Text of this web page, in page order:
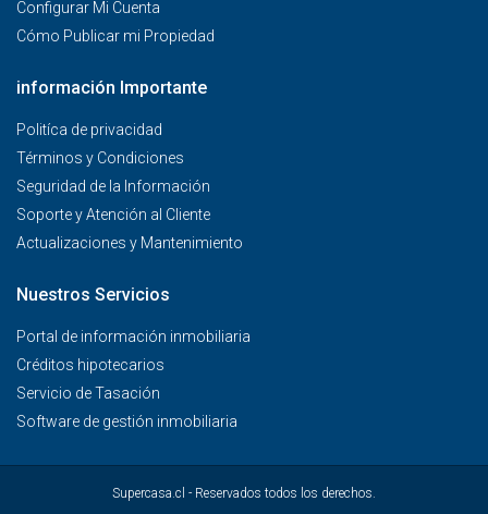
Configurar Mi Cuenta
Cómo Publicar mi Propiedad
información Importante
Politíca de privacidad
Términos y Condiciones
Seguridad de la Información
Soporte y Atención al Cliente
Actualizaciones y Mantenimiento
Nuestros Servicios
Portal de información inmobiliaria
Créditos hipotecarios
Servicio de Tasación
Software de gestión inmobiliaria
Supercasa.cl - Reservados todos los derechos.